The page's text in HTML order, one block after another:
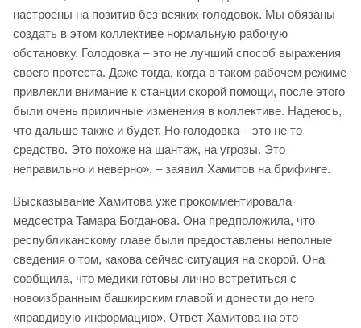
настроены на позитив без всяких голодовок. Мы обязаны
создать в этом коллективе нормальную рабочую
обстановку. Голодовка – это не лучший способ выражения
своего протеста. Даже тогда, когда в таком рабочем режиме
привлекли внимание к станции скорой помощи, после этого
были очень приличные изменения в коллективе. Надеюсь,
что дальше также и будет. Но голодовка – это не то
средство. Это похоже на шантаж, на угрозы. Это
неправильно и неверно», – заявил Хамитов на брифинге.
Высказывание Хамитова уже прокомментировала
медсестра Тамара Богданова. Она предположила, что
республиканскому главе были предоставлены неполные
сведения о том, какова сейчас ситуация на скорой. Она
сообщила, что медики готовы лично встретиться с
новоизбранным башкирским главой и донести до него
«правдивую информацию». Ответ Хамитова на это